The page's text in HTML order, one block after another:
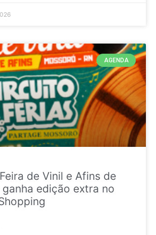
AGENDA
de Vinil e Afins de
edição extra no